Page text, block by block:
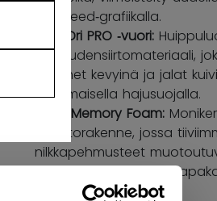
Jetspeed‑grafiikalla.
TotalDri PRO ‑vuori:
kosteudensiirtomateriaali,
luistimet kevyinä ja jalat
erinomaisella hajusuojalla.
ADPT Memory Foam:
vaahtorakenne, jossa
nilkkapehmusteet
mukaan ja tarjoavat
istuvuuden.